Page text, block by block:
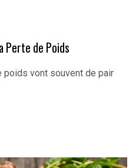
Perte de Poids
poids vont souvent de pair